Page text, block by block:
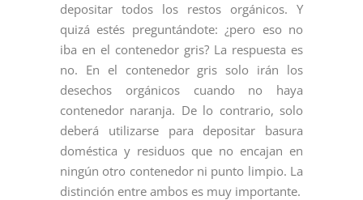
depositar todos los restos orgánicos. Y
quizá estés preguntándote: ¿pero eso no
iba en el contenedor gris? La respuesta es
no. En el contenedor gris solo irán los
desechos orgánicos cuando no haya
contenedor naranja. De lo contrario, solo
deberá utilizarse para depositar basura
doméstica y residuos que no encajan en
ningún otro contenedor ni punto limpio. La
distinción entre ambos es muy importante.